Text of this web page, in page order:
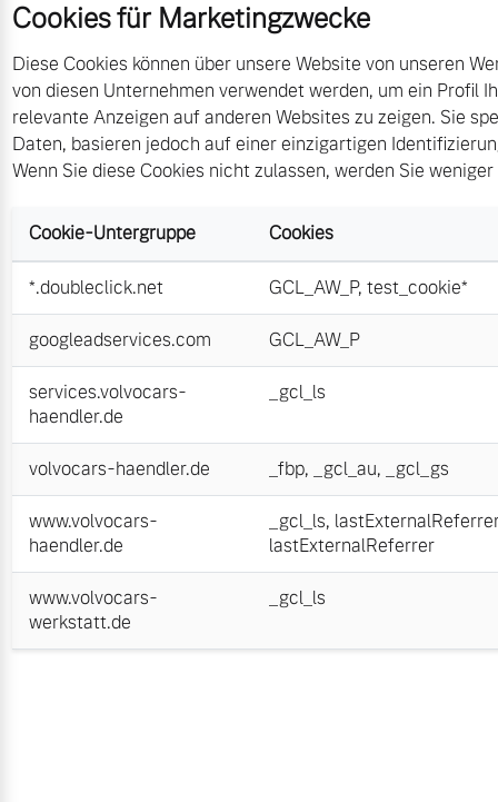
Cookies für Marketingzwecke
Diese Cookies können über unsere Website von unseren
von diesen Unternehmen verwendet werden, um ein Profil
relevante Anzeigen auf anderen Websites zu zeigen. Sie
Daten, basieren jedoch auf einer einzigartigen
Wenn Sie diese Cookies nicht zulassen, werden Sie
Cookie-Untergruppe Cookies
*.doubleclick.net GCL_AW_P,test_cookie*
googleadservices.com GCL_AW_P
services.volvocars-
haendler.de
_gcl_ls
volvocars-haendler.de _fbp, _gcl_au, _gcl_gs
www.volvocars-
haendler.de
_gcl_ls,
lastExternalReferrer
www.volvocars-
werkstatt.de
_gcl_ls